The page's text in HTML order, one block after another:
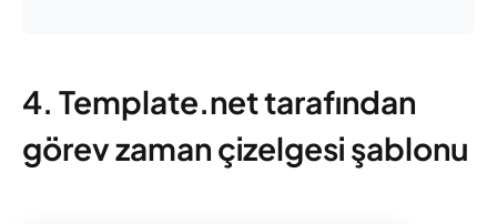
4. Template.net tarafından
görev zaman çizelgesi şablonu